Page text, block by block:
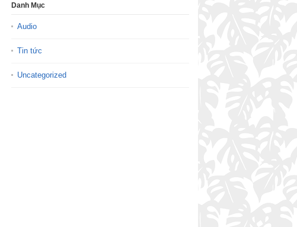
Danh Mục
Audio
Tin tức
Uncategorized